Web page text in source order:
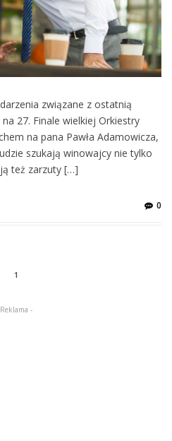
związane z ostatnią
27. Finale wielkiej Orkiestry
na pana Pawła Adamowicza,
szukają winowajcy nie tylko
też zarzuty […]
0
1
-